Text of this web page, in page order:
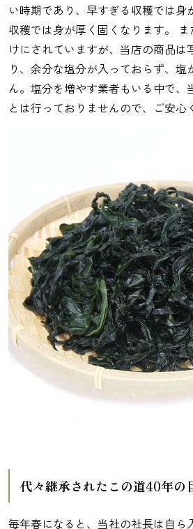
い時期であり、早すぎる収穫では身
収穫では身が厚く固くなります。
けにされていますが、当店の商品は
り、余分な塩分が入っておらず、塩
ん。塩分を増やす業者もいる中で、
とは行っておりませんので、ご安心
代々継承されたこの道40年の
毎年春になると、当社の社長は自ら